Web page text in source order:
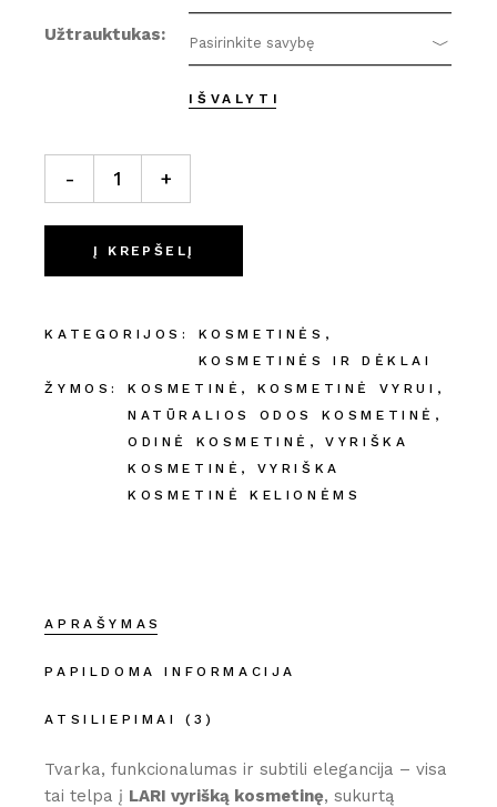
Užtrauktukas Pasirinkite savybę
IŠVALYTI
Kosmetinė quantity
- +
Į KREPŠELĮ
KATEGORIJOS: KOSMETINĖS ,
KOSMETINĖS IR DĖKLAI
ŽYMOS:
KOSMETINĖ , KOSMETINĖ VYRUI ,
NATŪRALIOS ODOS KOSMETINĖ ,
ODINĖ KOSMETINĖ ,VYRIŠKA
KOSMETINĖ , VYRIŠKA
KOSMETINĖ KELIONĖMS
APRAŠYMAS
PAPILDOMA INFORMACIJA
ATSILIEPIMAI (3)
Tvarka, funkcionalumas ir subtili elegancija – visa
tai telpa į LARI vyrišką kosmetinę, sukurtą